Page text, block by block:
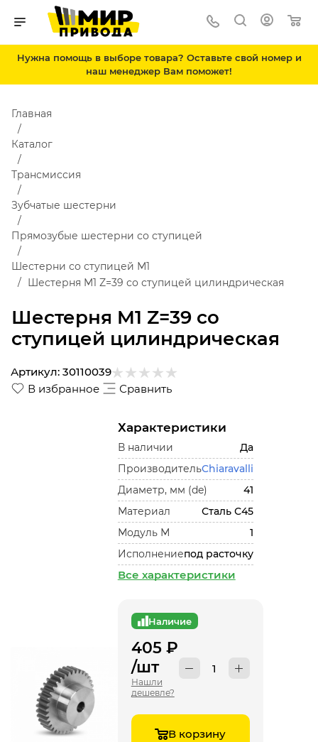
Нужна помощь в выборе товара? Оставьте свой номер и
наш менеджер Вам поможет!
Шестерня M1 Z=39 со
ступицей цилиндрическая
Главная
Каталог
Трансмиссия
Зубчатые шестерни
Прямозубые шестерни со ступицей
Шестерни со ступицей М1
Шестерня M1 Z=39 со ступицей цилиндрическая
В избранное Сравнить
Артикул: 30110039
Характеристики
В наличии
Да
ПроизводительChiaravalli
Диаметр, мм (de)
41
Материал
Сталь С45
Модуль М
1
Исполнениепод расточку
Все характеристики
Наличие
405₽
/шт
Нашли
дешевле?
В корзину